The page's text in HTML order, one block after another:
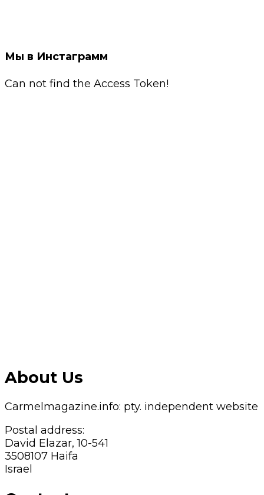
Мы в Инстаграмм
Can not find the Access Token!
About Us
Carmelmagazine.info: pty. independent website
Postal address:
David Elazar, 10-541
3508107 Haifa
Israel